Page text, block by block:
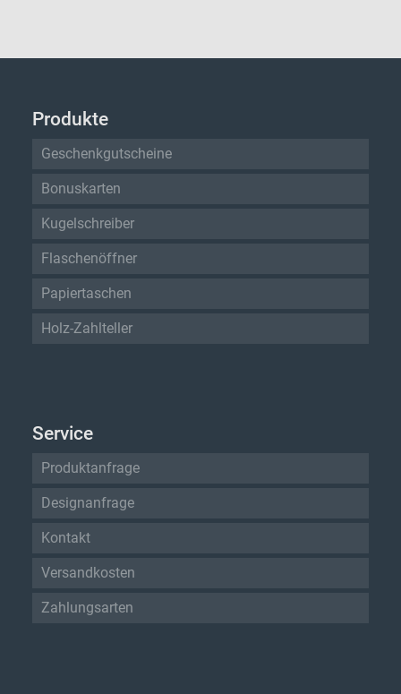
Produkte
Geschenkgutscheine
Bonuskarten
Kugelschreiber
Flaschenöffner
Papiertaschen
Holz-Zahlteller
Service
Produktanfrage
Designanfrage
Kontakt
Versandkosten
Zahlungsarten